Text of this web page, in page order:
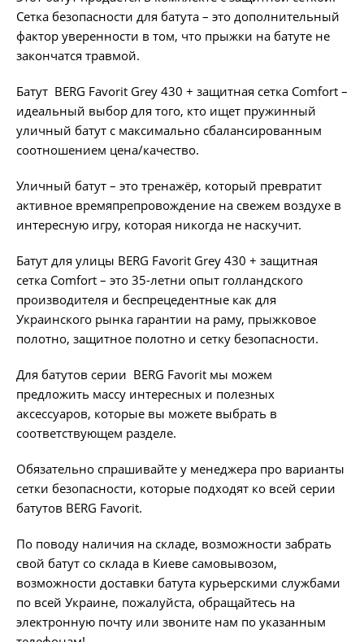
Сетка безопасности для батута – это дополнительный
фактор уверенности в том, что прыжки на батуте не
закончатся травмой.
Батут BERG Favorit Grey 430 + защитная сетка Comfort –
идеальный выбор для того, кто ищет пружинный
уличный батут с максимально сбалансированным
соотношением цена/качество.
Уличный батут – это тренажёр, который превратит
активное времяпрепровождение на свежем воздухе в
интересную игру, которая никогда не наскучит.
Батут для улицы BERG Favorit Grey 430 + защитная
сетка Comfort – это 35-летни опыт голландского
производителя и беспрецедентные как для
Украинского рынка гарантии на раму, прыжковое
полотно, защитное полотно и сетку безопасности.
Для батутов серии BERG Favorit мы можем
предложить массу интересных и полезных
аксессуаров, которые вы можете выбрать в
соответствующем разделе.
Обязательно спрашивайте у менеджера про варианты
сетки безопасности, которые подходят ко всей серии
батутов BERG Favorit.
По поводу наличия на складе, возможности забрать
свой батут со склада в Киеве самовывозом,
возможности доставки батута курьерскими службами
по всей Украине, пожалуйста, обращайтесь на
электронную почту или звоните нам по указанным